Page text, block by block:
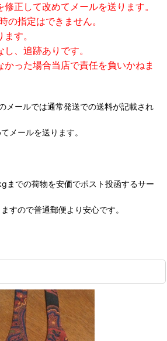
修正して改めてメールを送ります。
の指定はできません。
す。
、追跡ありです。
かった場合当店で責任を負いかねま
メールでは通常発送での送料が記載され
メールを送ります。
までの荷物を安価でポスト投函するサー
すので普通郵便より安心です。